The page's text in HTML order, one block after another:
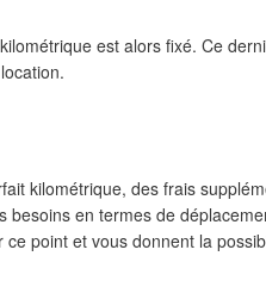
est alors fixé. Ce
kilométrique, des frais
en termes de
point et vous donnent la